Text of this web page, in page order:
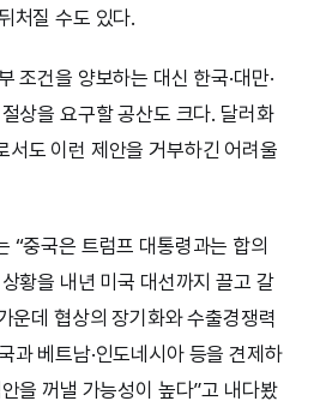
처질 수도 있다.
조건을 양보하는 대신 한국·대만·
상을 요구할 공산도 크다. 달러화
서도 이런 제안을 거부하긴 어려울
“중국은 트럼프 대통령과는 합의
황을 내년 미국 대선까지 끌고 갈
운데 협상의 장기화와 수출경쟁력
과 베트남·인도네시아 등을 견제하
을 꺼낼 가능성이 높다”고 내다봤